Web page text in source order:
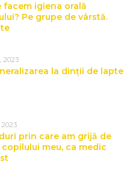
facem igiena orală
Pe grupe de vârstă.
2023
la dinții de lapte
2023
prin care am grijă de
meu, ca medic